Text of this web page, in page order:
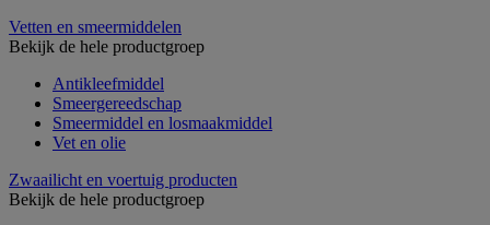
Vetten en smeermiddelen
Bekijk de hele productgroep
Antikleefmiddel
Smeergereedschap
Smeermiddel en losmaakmiddel
Vet en olie
Zwaailicht en voertuig producten
Bekijk de hele productgroep